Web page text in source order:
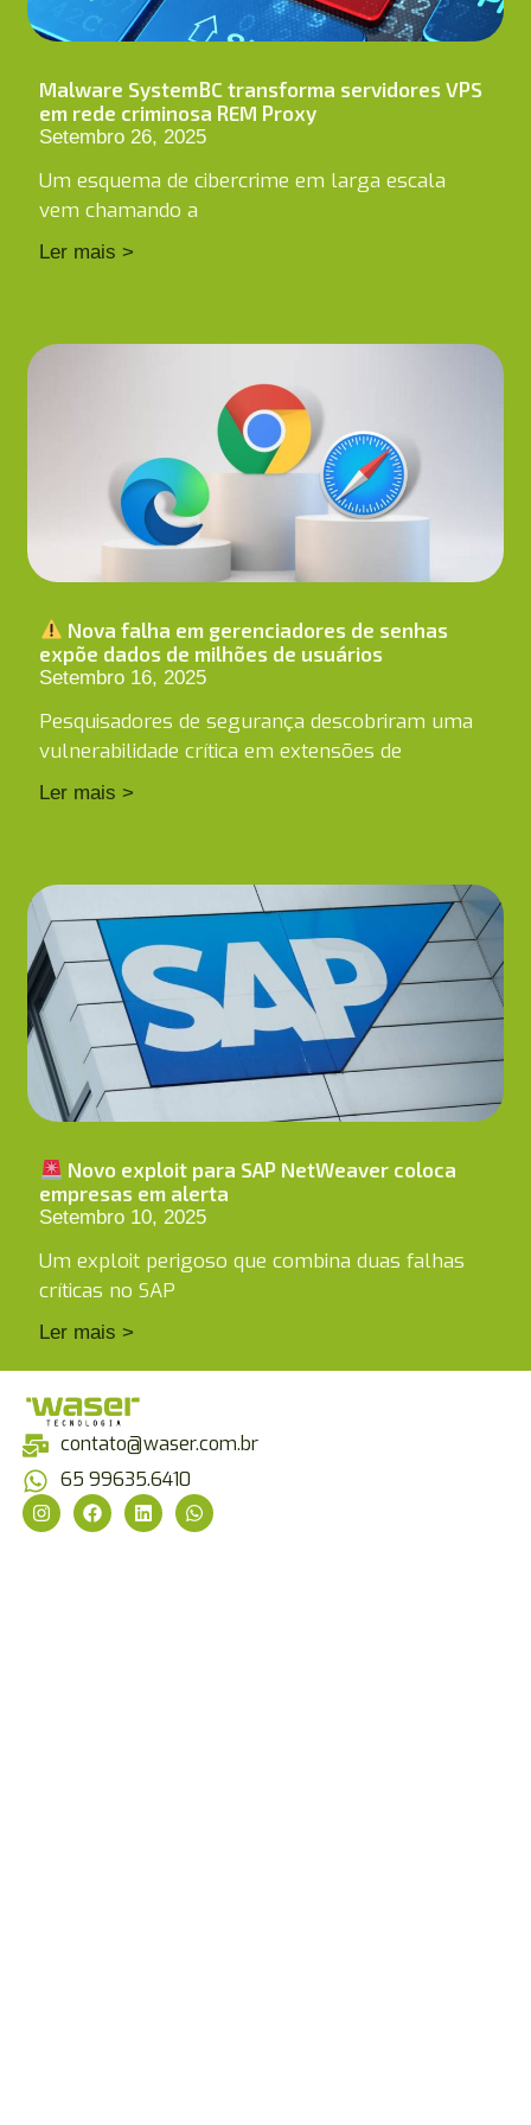
Malware SystemBC transforma servidores VPS
em rede criminosa REM Proxy
Setembro 26, 2025
Um esquema de cibercrime em larga escala
vem chamando a
Ler mais >
Nova falha em gerenciadores de senhas
expõe dados de milhões de usuários
Setembro 16, 2025
Pesquisadores de segurança descobriram uma
vulnerabilidade crítica em extensões de
Ler mais >
Novo exploit para SAP NetWeaver coloca
empresas em alerta
Setembro 10, 2025
Um exploit perigoso que combina duas falhas
críticas no SAP
Ler mais >
contato@waser.com.br
65 99635.6410